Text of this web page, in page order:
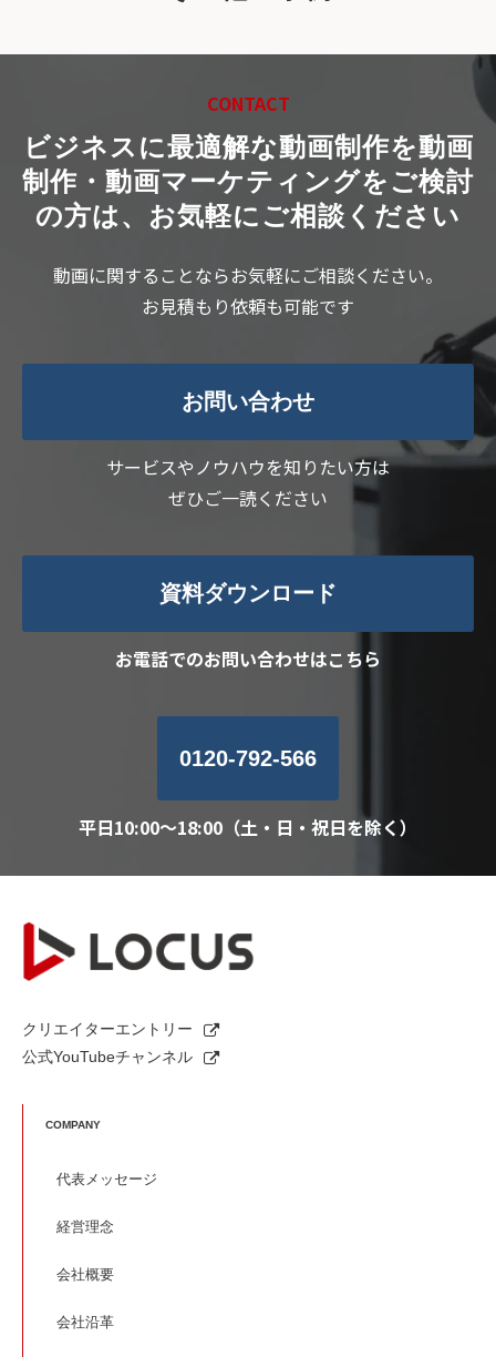
CONTACT
ビジネスに最適解な動画制作を動画
制作・動画マーケティングをご検討
の方は、お気軽にご相談ください
動画に関することならお気軽にご相談ください。
お見積もり依頼も可能です
お問い合わせ
サービスやノウハウを知りたい方は
ぜひご一読ください
資料ダウンロード
お電話でのお問い合わせはこちら
0120-792-566
平日10:00～18:00（土・日・祝日を除く）
クリエイターエントリー
公式YouTubeチャンネル
COMPANY
代表メッセージ
経営理念
会社概要
会社沿革